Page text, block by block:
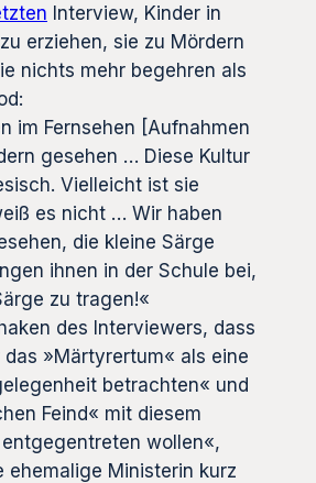
Interview, Kinder in
erziehen, sie zu Mördern
nichts mehr begehren als
im Fernsehen [Aufnahmen
gesehen … Diese Kultur
Vielleicht ist sie
es nicht … Wir haben
die kleine Särge
ihnen in der Schule bei,
zu tragen!«
des Interviewers, dass
das »Märtyrertum« als eine
betrachten« und
Feind« mit diesem
wollen«,
ehemalige Ministerin kurz